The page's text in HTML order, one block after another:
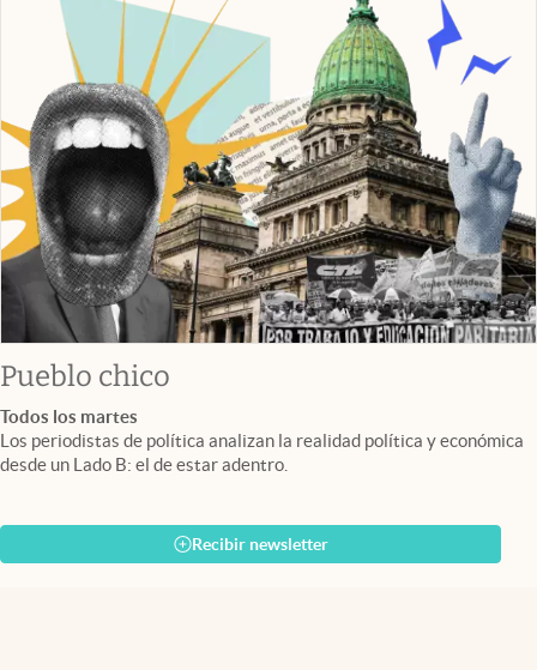
Pueblo chico
Todos los martes
Los periodistas de política analizan la realidad política y económica
desde un Lado B: el de estar adentro.
Recibir newsletter